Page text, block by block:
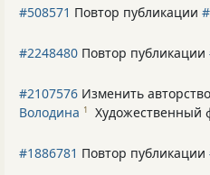
#508571 Повтор публикации
#2248480 Повтор публикации
#2107576 Изменить
Володина 1
#1886781 Повтор публикации